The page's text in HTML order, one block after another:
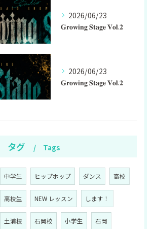
2026/06/23
𝐆𝐫𝐨𝐰𝐢𝐧𝐠 𝐒𝐭𝐚𝐠𝐞 𝐕𝐨𝐥.𝟐
2026/06/23
𝐆𝐫𝐨𝐰𝐢𝐧𝐠 𝐒𝐭𝐚𝐠𝐞 𝐕𝐨𝐥.𝟐
タグ Tags
中学生 ヒップホップ ダンス 高校
高校生 NEW レッスン します！
土浦校 石岡校 小学生 石岡